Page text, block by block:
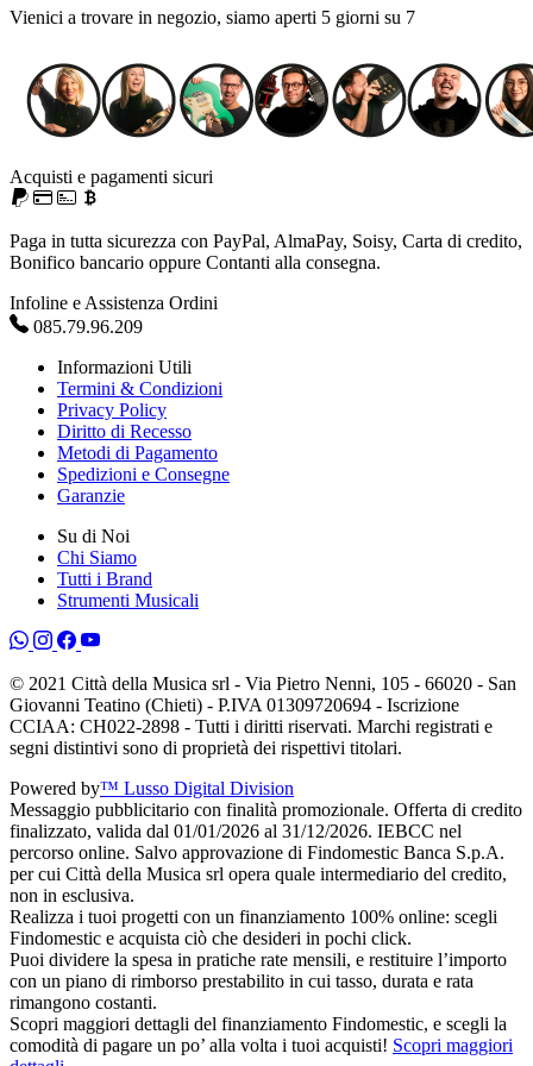
Vienici a trovare in negozio, siamo aperti 5 giorni su 7
Acquisti e pagamenti sicuri
Paga in tutta sicurezza con PayPal, AlmaPay, Soisy, Carta di credito,
Bonifico bancario oppure Contanti alla consegna.
Infoline e Assistenza Ordini
085.79.96.209
Informazioni Utili
Termini & Condizioni
Privacy Policy
Diritto di Recesso
Metodi di Pagamento
Spedizioni e Consegne
Garanzie
Su di Noi
Chi Siamo
Tutti i Brand
Strumenti Musicali
© 2021 Città della Musica srl - Via Pietro Nenni, 105 - 66020 - San
Giovanni Teatino (Chieti) - P.IVA 01309720694 - Iscrizione
CCIAA: CH022-2898 - Tutti i diritti riservati. Marchi registrati e
segni distintivi sono di proprietà dei rispettivi titolari.
Powered by™ Lusso Digital Division
Messaggio pubblicitario con finalità promozionale. Offerta di credito
finalizzato, valida dal 01/01/2026 al 31/12/2026. IEBCC nel
percorso online. Salvo approvazione di Findomestic Banca S.p.A.
per cui Città della Musica srl opera quale intermediario del credito,
non in esclusiva.
Realizza i tuoi progetti con un finanziamento 100% online: scegli
Findomestic e acquista ciò che desideri in pochi click.
Puoi dividere la spesa in pratiche rate mensili, e restituire l’importo
con un piano di rimborso prestabilito in cui tasso, durata e rata
rimangono costanti.
Scopri maggiori dettagli del finanziamento Findomestic, e scegli la
comodità di pagare un po’ alla volta i tuoi acquisti! Scopri maggiori